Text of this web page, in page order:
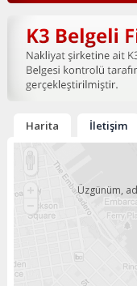
Harita İletişim
Üzgünüm,